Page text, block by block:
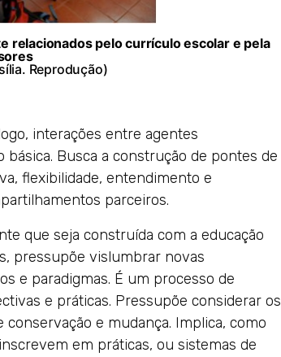
relacionados pelo currículo escolar e pela
Reprodução)
interações entre agentes
Busca a construção de pontes de
flexibilidade, entendimento e
parceiros.
que seja construída com a educação
pressupõe vislumbrar novas
e paradigmas. É um processo de
e práticas. Pressupõe considerar os
e mudança. Implica, como
em práticas, ou sistemas de